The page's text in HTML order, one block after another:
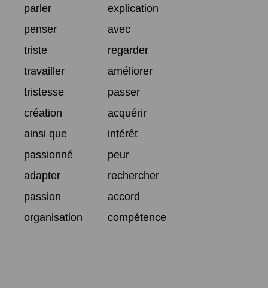
parler
explication
penser
avec
triste
regarder
travailler
améliorer
tristesse
passer
création
acquérir
ainsi que
intérêt
passionné
peur
adapter
rechercher
passion
accord
organisation
compétence